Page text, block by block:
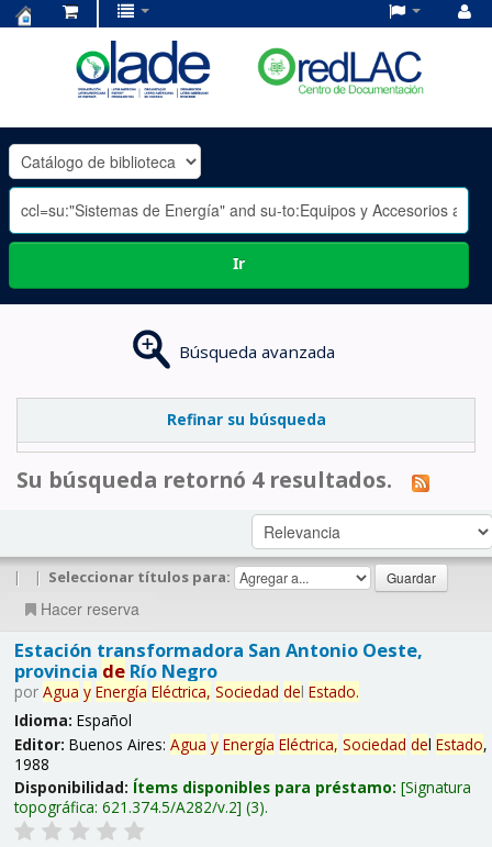
OLADE
-
Ir
Búsqueda avanzada
Refinar su búsqueda
Su búsqueda retornó 4 resultados.
| | Seleccionar títulos para:
Hacer reserva
Estación transformadora San Antonio Oeste,
provincia deRío Negro
por Agua y Energía Eléctrica, Sociedad del Estado.
Idioma: Español
Editor: Buenos Aires: Agua y Energía Eléctrica, Sociedad del Estado,
1988
Disponibilidad: Ítems disponibles para préstamo: Signatura
topográfica: 621.374.5/A282/v.2 (3).